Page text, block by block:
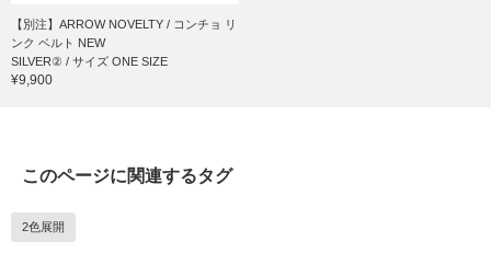
【別注】ARROW NOVELTY / コンチョ リ
ンク ベルト NEW
SILVER② / サイズ ONE SIZE
¥9,900
このページに関連するタグ
2色展開